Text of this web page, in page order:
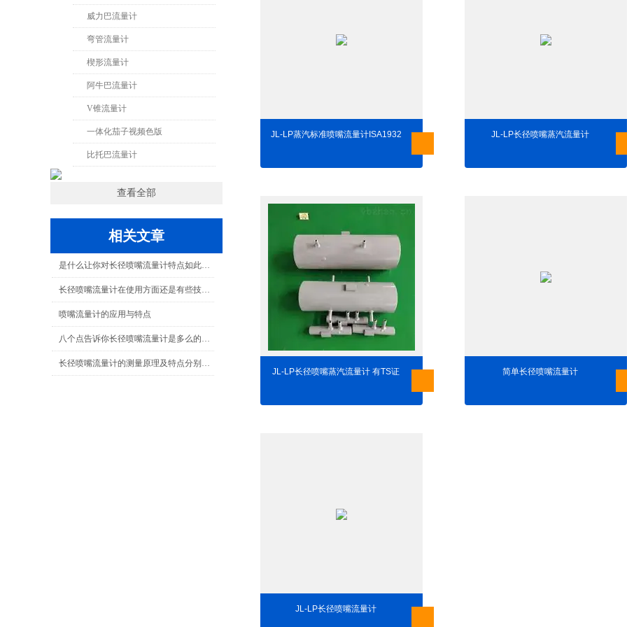
威力巴流量计
弯管流量计
楔形流量计
阿牛巴流量计
V锥流量计
一体化茄子视频色版
比托巴流量计
查看全部
相关文章
是什么让你对长径喷嘴流量计特点如此看好的
长径喷嘴流量计在使用方面还是有些技巧的
喷嘴流量计的应用与特点
八个点告诉你长径喷嘴流量计是多么的优秀
长径喷嘴流量计的测量原理及特点分别是什么？
JL-LP蒸汽标准喷嘴流量计ISA1932 JL-LP长径喷嘴蒸汽流量计
JL-LP长径喷嘴蒸汽流量计 有TS证 简单长径喷嘴流量计
JL-LP长径喷嘴流量计